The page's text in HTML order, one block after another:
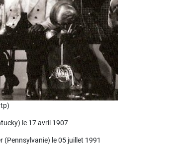
tp)
le 17 avril 1907
(Pennsylvanie) le 05 juillet 1991